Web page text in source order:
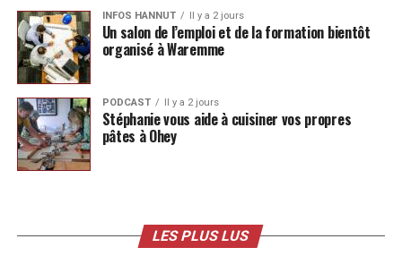
INFOS HANNUT Il y a 2 jours
Un salon de l’emploi et de la formation bientôt
organisé à Waremme
PODCAST Il y a 2 jours
Stéphanie vous aide à cuisiner vos propres
pâtes à Ohey
LES PLUS LUS